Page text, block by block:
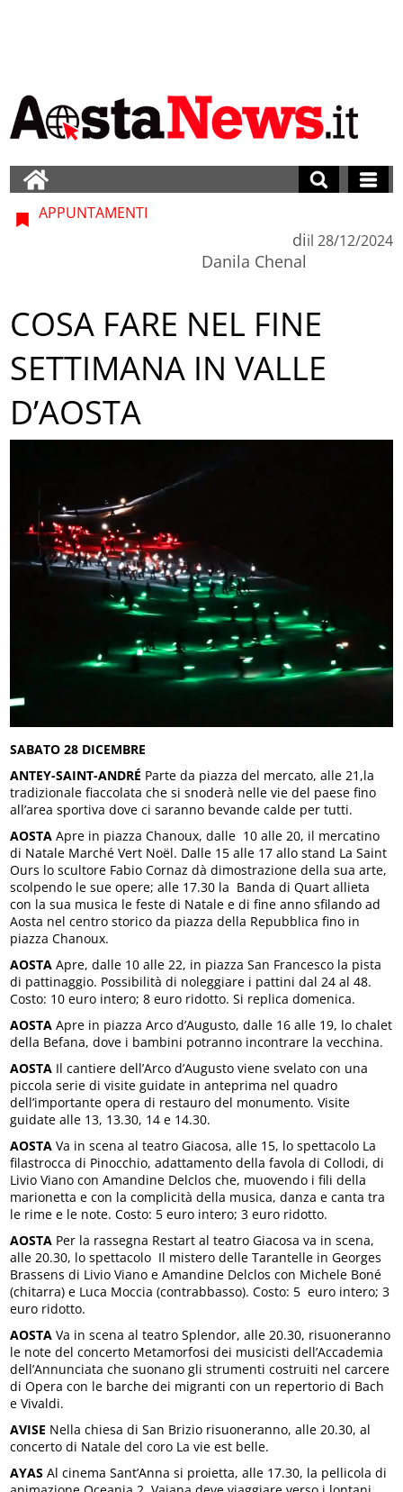
APPUNTAMENTI
di
Danila Chenal
il 28/12/2024
COSA FARE NEL FINE
SETTIMANA IN VALLE
D’AOSTA
SABATO 28 DICEMBRE
ANTEY-SAINT-ANDRÉ Parte da piazza del mercato, alle 21,la
tradizionale fiaccolata che si snoderà nelle vie del paese fino
all’area sportiva dove ci saranno bevande calde per tutti.
AOSTA Apre in piazza Chanoux, dalle 10 alle 20, il mercatino
di Natale Marché Vert Noël. Dalle 15 alle 17 allo stand La Saint
Ours lo scultore Fabio Cornaz dà dimostrazione della sua arte,
scolpendo le sue opere; alle 17.30 la Banda di Quart allieta
con la sua musica le feste di Natale e di fine anno sfilando ad
Aosta nel centro storico da piazza della Repubblica fino in
piazza Chanoux.
AOSTA Apre, dalle 10 alle 22, in piazza San Francesco la pista
di pattinaggio. Possibilità di noleggiare i pattini dal 24 al 48.
Costo: 10 euro intero; 8 euro ridotto. Si replica domenica.
AOSTA Apre in piazza Arco d’Augusto, dalle 16 alle 19, lo chalet
della Befana, dove i bambini potranno incontrare la vecchina.
AOSTA Il cantiere dell’Arco d’Augusto viene svelato con una
piccola serie di visite guidate in anteprima nel quadro
dell’importante opera di restauro del monumento. Visite
guidate alle 13, 13.30, 14 e 14.30.
AOSTA Va in scena al teatro Giacosa, alle 15, lo spettacolo La
filastrocca di Pinocchio, adattamento della favola di Collodi, di
Livio Viano con Amandine Delclos che, muovendo i fili della
marionetta e con la complicità della musica, danza e canta tra
le rime e le note. Costo: 5 euro intero; 3 euro ridotto.
AOSTA Per la rassegna Restart al teatro Giacosa va in scena,
alle 20.30, lo spettacolo Il mistero delle Tarantelle in Georges
Brassens di Livio Viano e Amandine Delclos con Michele Boné
(chitarra) e Luca Moccia (contrabbasso). Costo: 5 euro intero; 3
euro ridotto.
AOSTA Va in scena al teatro Splendor, alle 20.30, risuoneranno
le note del concerto Metamorfosi dei musicisti dell’Accademia
dell’Annunciata che suonano gli strumenti costruiti nel carcere
di Opera con le barche dei migranti con un repertorio di Bach
e Vivaldi.
AVISE Nella chiesa di San Brizio risuoneranno, alle 20.30, al
concerto di Natale del coro La vie est belle.
AYAS Al cinema Sant’Anna si proietta, alle 17.30, la pellicola di